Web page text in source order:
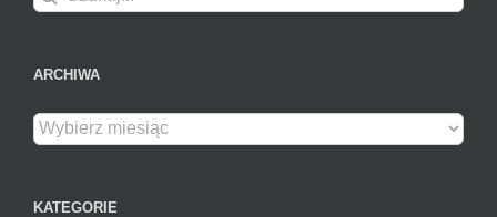
ARCHIWA
Archiwa
KATEGORIE